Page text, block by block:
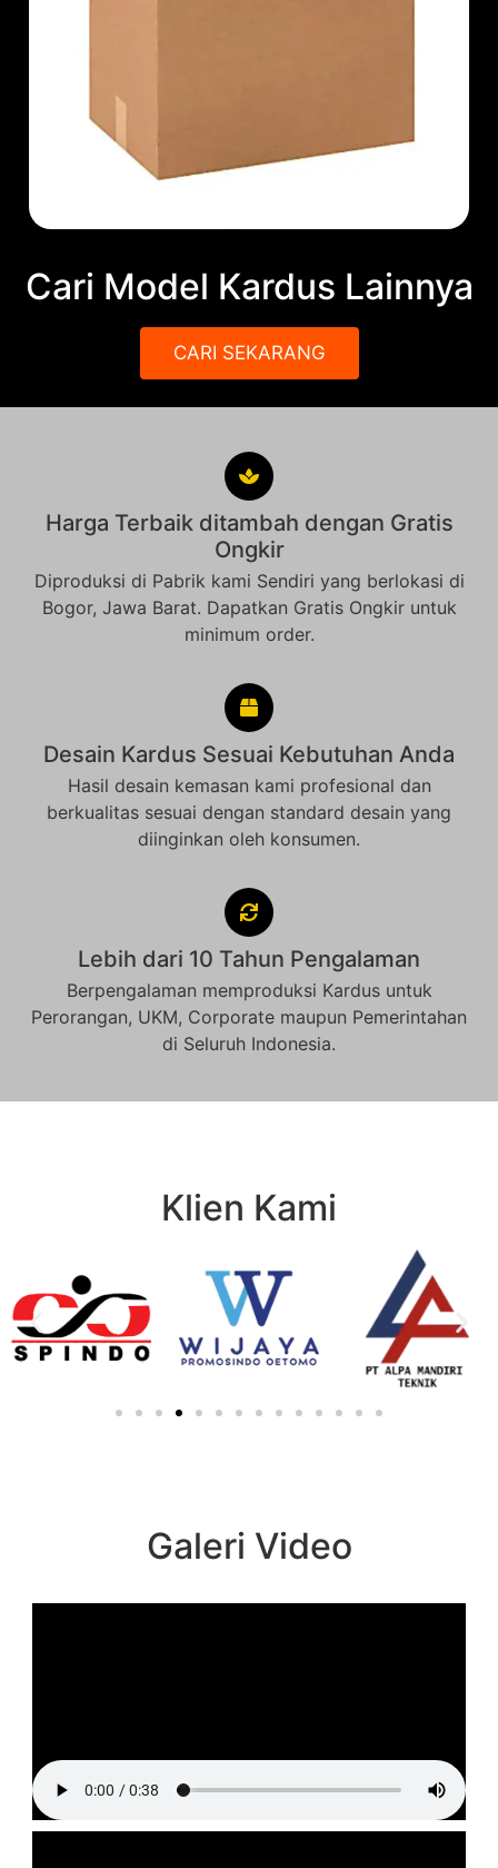
Cari Model Kardus Lainnya
CARI SEKARANG
Harga Terbaik ditambah dengan Gratis
Ongkir
Diproduksi di Pabrik kami Sendiri yang berlokasi di
Bogor, Jawa Barat. Dapatkan Gratis Ongkir untuk
minimum order.
Desain Kardus Sesuai Kebutuhan Anda
Hasil desain kemasan kami profesional dan
berkualitas sesuai dengan standard desain yang
diinginkan oleh konsumen.
Lebih dari 10 Tahun Pengalaman
Berpengalaman memproduksi Kardus untuk
Perorangan, UKM, Corporate maupun Pemerintahan
di Seluruh Indonesia.
Klien Kami
Galeri Video